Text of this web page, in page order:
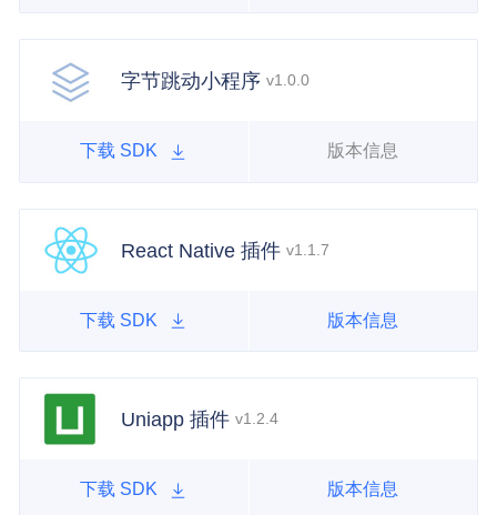
字节跳动小程序 v1.0.0
下载 SDK 版本信息
React Native 插件 v1.1.7
下载 SDK 版本信息
Uniapp 插件 v1.2.4
下载 SDK 版本信息